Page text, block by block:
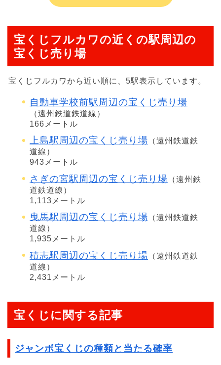
宝くじフルカワの近くの駅周辺の
宝くじ売り場
宝くじフルカワから近い順に、5駅表示しています。
自動車学校前駅周辺の宝くじ売り場
（遠州鉄道鉄道線）
166メートル
上島駅周辺の宝くじ売り場 （遠州鉄道鉄
道線）
943メートル
さぎの宮駅周辺の宝くじ売り場 （遠州鉄
道鉄道線）
1,113メートル
曳馬駅周辺の宝くじ売り場 （遠州鉄道鉄
道線）
1,935メートル
積志駅周辺の宝くじ売り場 （遠州鉄道鉄
道線）
2,431メートル
宝くじに関する記事
ジャンボ宝くじの種類と当たる確率